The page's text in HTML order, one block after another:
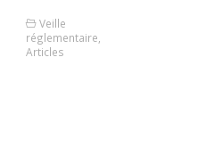
Veille
réglementaire
Articles